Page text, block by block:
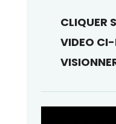
CLIQUER
VIDEO CI-